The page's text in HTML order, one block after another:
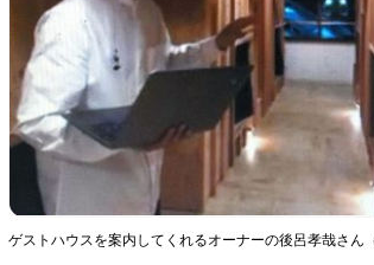
ゲストハウスを案内してくれるオーナーの後呂孝哉さん